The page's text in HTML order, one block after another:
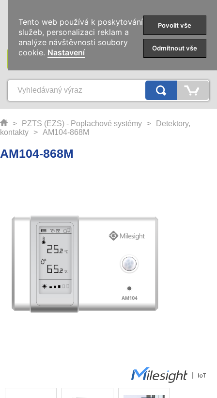
KATEGORIE
> PZTS (EZS) - Poplachové systémy >
Detektory,
kontakty
> AM104-868M
AM104-868M
Tento web používá k poskytování
služeb, personalizaci reklam a
analýze návštěvnosti soubory
cookie. Nastavení
Povolit vše
Odmítnout vše